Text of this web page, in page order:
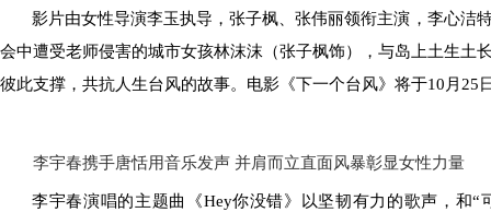
影片由女性导演李玉执导，张子枫、张伟丽领衔主演，李心洁
会中遭受老师侵害的城市女孩林沫沫 （张子枫饰），与岛上土生土
彼此支撑，共抗人生台风的故事。电影《下一个台风》将于10 月 25
李宇春携手唐恬用音乐发声 并肩而立直面风暴彰显女性力量
李宇春演唱的主题曲《Hey你没错》 以坚韧有力的歌声，和“